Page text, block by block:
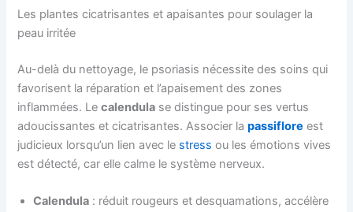
Les plantes cicatrisantes et apaisantes pour soulager la
peau irritée
Au-delà du nettoyage, le psoriasis nécessite des soins qui
favorisent la réparation et l’apaisement des zones
inflammées. Lecalendula se distingue pour ses vertus
adoucissantes et cicatrisantes. Associer lapassiflore est
judicieux lorsqu’un lien avec le stress ou les émotions vives
est détecté, car elle calme le système nerveux.
Calendula : réduit rougeurs et desquamations, accélère